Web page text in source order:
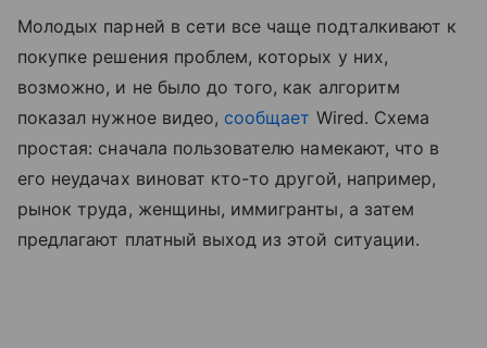
Молодых парней в сети все чаще подталкивают к
покупке решения проблем, которых у них,
возможно, и не было до того, как алгоритм
показал нужное видео, сообщает Wired. Схема
простая: сначала пользователю намекают, что в
его неудачах виноват кто-то другой, например,
рынок труда, женщины, иммигранты, а затем
предлагают платный выход из этой ситуации.